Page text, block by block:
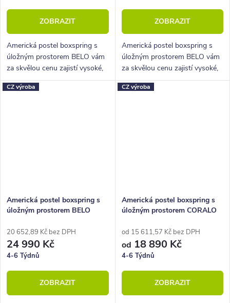
ZOBRAZIT
Americká postel boxspring s
úložným prostorem BELO vám
za skvělou cenu zajistí vysoké,
pohodlné spaní a velký úložný
prostor.
ZOBRAZIT
Americká postel boxspring s
úložným prostorem BELO vám
za skvělou cenu zajistí vysoké,
pohodlné spaní a velký úložný
prostor.
CZ výroba
Americká postel boxspring s
úložným prostorem BELO
20 652,89 Kč bez DPH
24 990 Kč
4-6 Týdnů
ZOBRAZIT
CZ výroba
Americká postel boxspring s
úložným prostorem CORALO
od 15 611,57 Kč bez DPH
od 18 890 Kč
4-6 Týdnů
ZOBRAZIT